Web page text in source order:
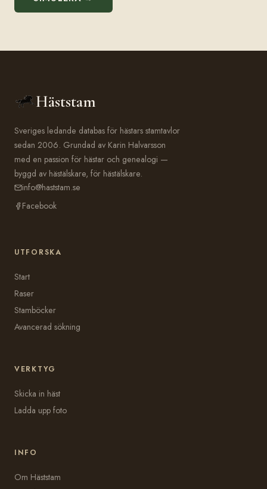
Häststam
Sveriges ledande databas för hästars stamtavlor
sedan 2006. Grundad av Karin Halvarsson
med en passion för hästar och genealogi —
byggd av hästälskare, för hästälskare.
info@haststam.se
Facebook
UTFORSKA
Start
Raser
Stamböcker
Avancerad sökning
VERKTYG
Skicka in häst
Ladda upp foto
INFO
Om Häststam